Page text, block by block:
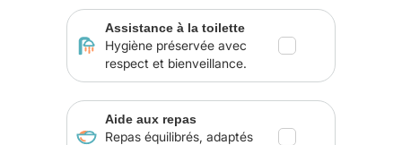
Assistance à la toilette
Hygiène préservée avec
respect et bienveillance.
Aide aux repas
Repas équilibrés, adaptés